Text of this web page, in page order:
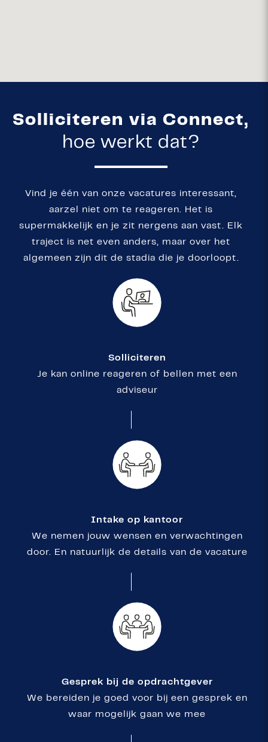
Solliciteren via Connect,
hoe werkt dat?
Vind je één van onze vacatures interessant,
aarzel niet om te reageren. Het is
supermakkelijk en je zit nergens aan vast. Elk
traject is net even anders, maar over het
algemeen zijn dit de stadia die je doorloopt.
Solliciteren
Je kan online reageren of bellen met een
adviseur
Intake op kantoor
We nemen jouw wensen en verwachtingen
door. En natuurlijk de details van de vacature
Gesprek bij de opdrachtgever
We bereiden je goed voor bij een gesprek en
waar mogelijk gaan we mee